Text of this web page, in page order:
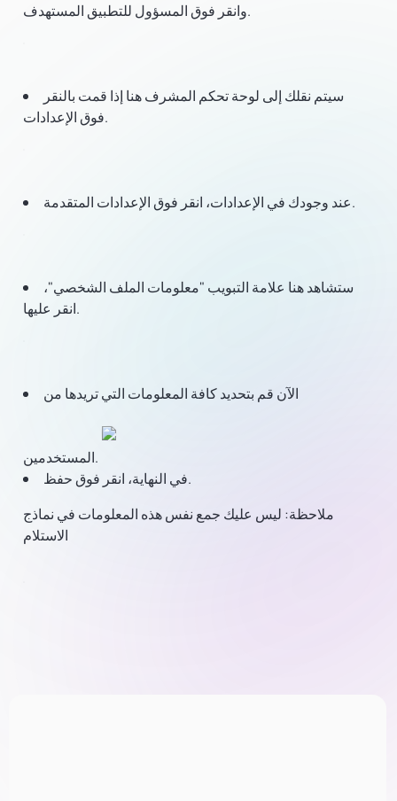
وانقر فوق المسؤول للتطبيق المستهدف.
سيتم نقلك إلى لوحة تحكم المشرف هنا إذا قمت بالنقر
فوق الإعدادات.
عند وجودك في الإعدادات، انقر فوق الإعدادات المتقدمة.
ستشاهد هنا علامة التبويب "معلومات الملف الشخصي"،
انقر عليها.
الآن قم بتحديد كافة المعلومات التي تريدها من
المستخدمين.
في النهاية، انقر فوق حفظ.
ملاحظة: ليس عليك جمع نفس هذه المعلومات في نماذج
الاستلام